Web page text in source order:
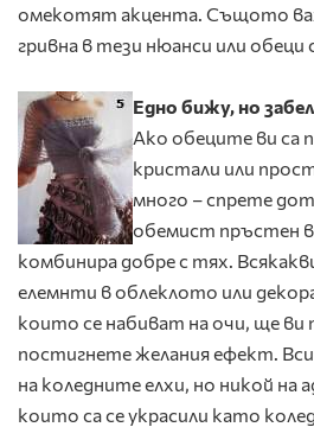
омекотят акцента. Същото
гривна в тези нюанси или обеци
Едно бижу, но
Ако обеците ви са
кристали или
много – спрете
обемист пръстен
комбинира добре с тях.
елемнти в облеклото или
които се набиват на очи, ще ви
постигнете желания ефект.
на коледните елхи, но никой на
които са се украсили като